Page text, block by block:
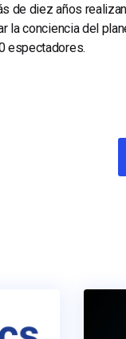
de diez años
la conciencia del
espectadores.